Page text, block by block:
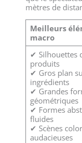
mètres de
Meilleurs
macro
✔ Silhouettes
produits
✔ Gros plan
ingrédients
✔ Grandes
géométriques
✔ Formes
fluides
✔ Scènes
audacieuses